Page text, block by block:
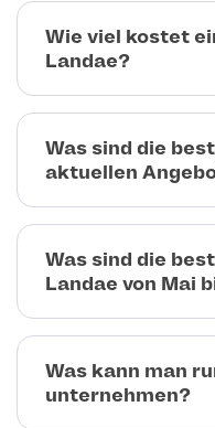
Wie viel kostet
Landae?
Was sind die
aktuellen
Was sind die
Landae von Mai
Was kann man
unternehmen?